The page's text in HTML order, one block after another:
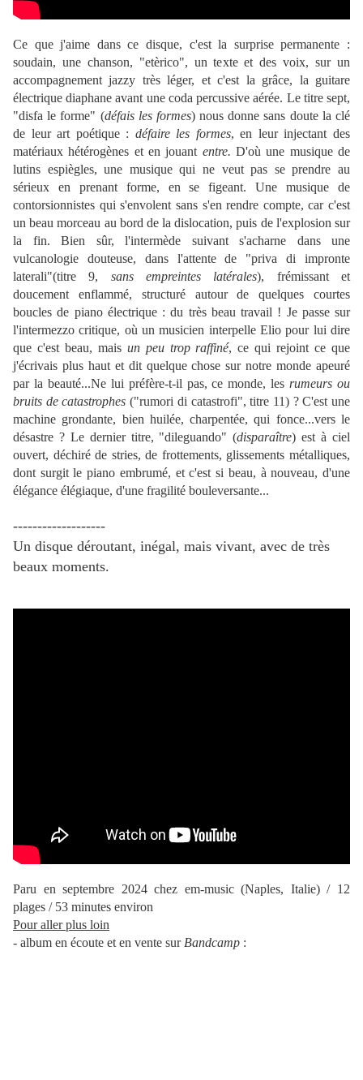
Ce que j'aime dans ce disque, c'est la surprise permanente :
soudain, une chanson, "etèrico", un texte et des voix, sur un
accompagnement jazzy très léger, et c'est la grâce, la guitare
électrique diaphane avant une coda percussive aérée. Le titre sept,
"disfa le forme" (défais les formes) nous donne sans doute la clé
de leur art poétique : défaire les formes, en leur injectant des
matériaux hétérogènes et en jouant entre.D'où une musique de
lutins espiègles, une musique qui ne veut pas se prendre au
sérieux en prenant forme, en se figeant. Une musique de
contorsionnistes qui s'envolent sans s'en rendre compte, car c'est
un beau morceau au bord de la dislocation, puis de l'explosion sur
la fin. Bien sûr, l'intermède suivant s'acharne dans une
vulcanologie douteuse, dans l'attente de "priva di impronte
laterali"(titre 9, sans empreintes latérales), frémissant et
doucement enflammé, structuré autour de quelques courtes
boucles de piano électrique : du très beau travail ! Je passe sur
l'intermezzo critique, où un musicien interpelle Elio pour lui dire
que c'est beau, mais un peu trop raffiné, ce qui rejoint ce que
j'écrivais plus haut et dit quelque chose sur notre monde apeuré
par la beauté...Ne lui préfère-t-il pas, ce monde, les rumeurs ou
bruits de catastrophes ("rumori di catastrofi", titre 11) ? C'est une
machine grondante, bien huilée, charpentée, qui fonce...vers le
désastre ? Le dernier titre, "dileguando" (disparaître) est à ciel
ouvert, déchiré de stries, de frottements, glissements métalliques,
dont surgit le piano embrumé, et c'est si beau, à nouveau, d'une
élégance élégiaque, d'une fragilité bouleversante...
-------------------
Un disque déroutant, inégal, mais vivant, avec de très
beaux moments.
Paru en septembre 2024 chez em-music (Naples, Italie) / 12
plages / 53 minutes environ
Pour aller plus loin
- album en écoute et en vente sur Bandcamp :